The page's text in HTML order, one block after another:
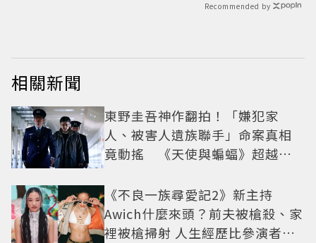
Recommended by
相關新聞
東野圭吾神作翻拍！「嫌犯家
人、被害人遺族聯手」命案真相
竟動搖 《天使與蝙蝠》超越懸
《不良一族尋愛記2》新主持
Awich什麼來頭？前夫被槍殺、家
裡被槍掃射 人生經歷比參演者還